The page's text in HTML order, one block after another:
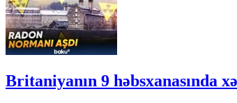
Britaniyanın 9 həbsxanasında